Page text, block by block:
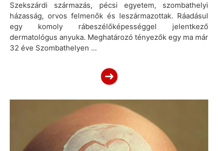
Szekszárdi származás, pécsi egyetem, szombathelyi
házasság, orvos felmenők és leszármazottak. Ráadásul
egy komoly rábeszélőképességgel jelentkező
dermatológus anyuka. Meghatározó tényezők egy ma már
32 éve Szombathelyen ...